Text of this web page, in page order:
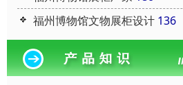
福州博物馆文物展柜设计 136